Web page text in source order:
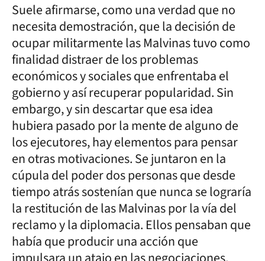
Suele afirmarse, como una verdad que no
necesita demostración, que la decisión de
ocupar militarmente las Malvinas tuvo como
finalidad distraer de los problemas
económicos y sociales que enfrentaba el
gobierno y así recuperar popularidad. Sin
embargo, y sin descartar que esa idea
hubiera pasado por la mente de alguno de
los ejecutores, hay elementos para pensar
en otras motivaciones. Se juntaron en la
cúpula del poder dos personas que desde
tiempo atrás sostenían que nunca se lograría
la restitución de las Malvinas por la vía del
reclamo y la diplomacia. Ellos pensaban que
había que producir una acción que